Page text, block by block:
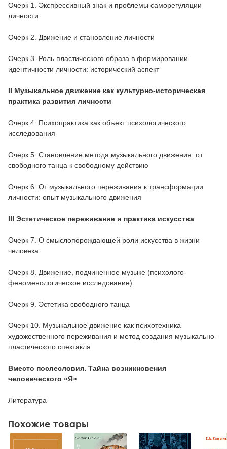
Очерк 1. Экспрессивный знак и проблемы саморегуляции
личности
Очерк 2. Движение и становление личности
Очерк 3. Роль пластического образа в формировании
идентичности личности: исторический аспект
II Музыкальное движение как культурно-историческая
практика развития личности
Очерк 4. Психопрактика как объект психологического
исследования
Очерк 5. Становление метода музыкального движения: от
свободного танца к свободному действию
Очерк 6. От музыкального переживания к трансформации
личности: опыт музыкального движения
III Эстетическое переживание и практика искусства
Очерк 7. О смыслопорождающей роли искусства в жизни
человека
Очерк 8. Движение, подчиненное музыке (психолого-
феноменологическое исследование)
Очерк 9. Эстетика свободного танца
Очерк 10. Музыкальное движение как психотехника
художественного переживания и метод создания музыкально-
пластического спектакля
Вместо послесловия. Тайна возникновения
человеческого «Я»
Литература
Похожие товары